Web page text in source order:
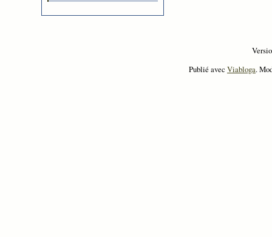
Publié avec Viabloga.